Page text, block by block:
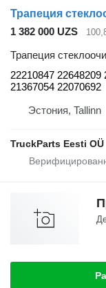
1 382 000 UZS
Трапеция
22210847 22648209
21367054 22070692
Эстония, Tallinn
TruckParts Eesti OÜ